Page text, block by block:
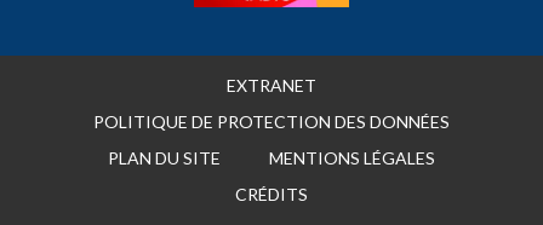
EXTRANET
POLITIQUE DE PROTECTION DES DONNÉES
PLAN DU SITE
MENTIONS LÉGALES
CRÉDITS